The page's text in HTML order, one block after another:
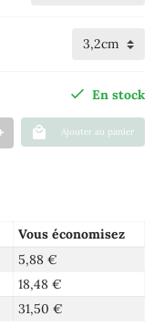
En stock
Ajouter au panier
Vous économisez
5,88 €
18,48 €
31,50 €